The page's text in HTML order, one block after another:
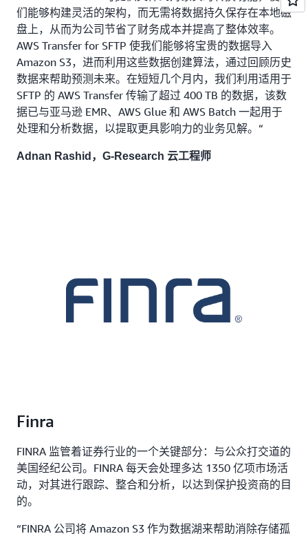
们能够构建灵活的架构，而无需将数据持久保存在本地磁
盘上，从而为公司节省了财务成本并提高了整体效率。
AWS Transfer for SFTP 使我们能够将宝贵的数据导入
Amazon S3，进而利用这些数据创建算法，通过回顾历史
数据来帮助预测未来。在短短几个月内，我们利用适用于
SFTP 的 AWS Transfer 传输了超过 400 TB 的数据，该数
据已与亚马逊 EMR、AWS Glue 和 AWS Batch 一起用于
处理和分析数据，以提取更具影响力的业务见解。“
Adnan Rashid，G-Research 云工程师
Finra
FINRA 监管着证券行业的一个关键部分：与公众打交道的
美国经纪公司。FINRA 每天会处理多达 1350 亿项市场活
动，对其进行跟踪、整合和分析，以达到保护投资商的目
的。
“FINRA 公司将 Amazon S3 作为数据湖来帮助消除存储孤